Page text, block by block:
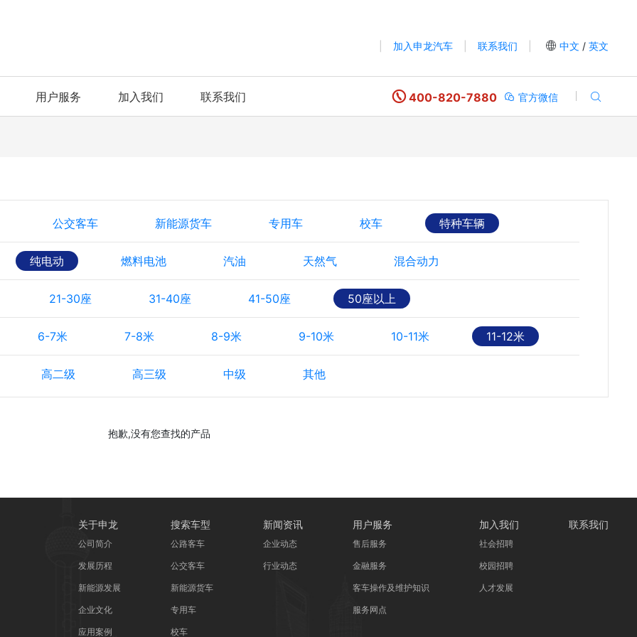
加入申龙汽车 联系我们 中文 / 英文
用户服务 加入我们 联系我们 400-820-7880 官方微信
公交客车 新能源货车 专用车 校车 特种车辆
纯电动 燃料电池 汽油 天然气 混合动力
21-30座 31-40座 41-50座 50座以上
6-7米 7-8米 8-9米 9-10米 10-11米 11-12米
高二级 高三级 中级 其他
抱歉,没有您查找的产品
关于申龙
公司简介
发展历程
新能源发展
企业文化
应用案例
搜索车型
公路客车
公交客车
新能源货车
专用车
校车
新闻资讯
企业动态
行业动态
用户服务
售后服务
金融服务
客车操作及维护知识
服务网点
加入我们
社会招聘
校园招聘
人才发展
联系我们